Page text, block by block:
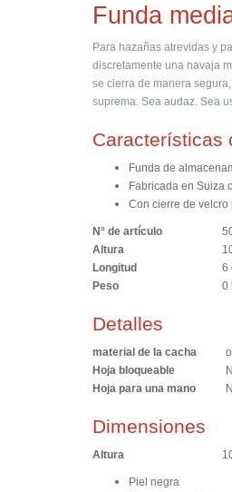
Funda
Para hazañas atrevidas y
discretamente una navaja
se cierra de manera
suprema. Sea audaz. Sea
Características
Funda de
Fabricada en Suiza
Con cierre de velcro
N° de artículo
Altura
Longitud
6
Peso
0
Detalles
material de la cacha
Hoja bloqueable
Hoja para una mano
Dimensiones
Altura
Piel negra